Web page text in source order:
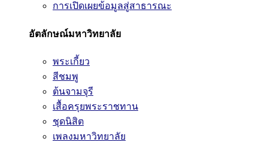
การเปิดเผยข้อมูลสู่สาธารณะ
อัตลักษณ์มหาวิทยาลัย
พระเกี้ยว
สีชมพู
ต้นจามจุรี
เสื้อครุยพระราชทาน
ชุดนิสิต
เพลงมหาวิทยาลัย